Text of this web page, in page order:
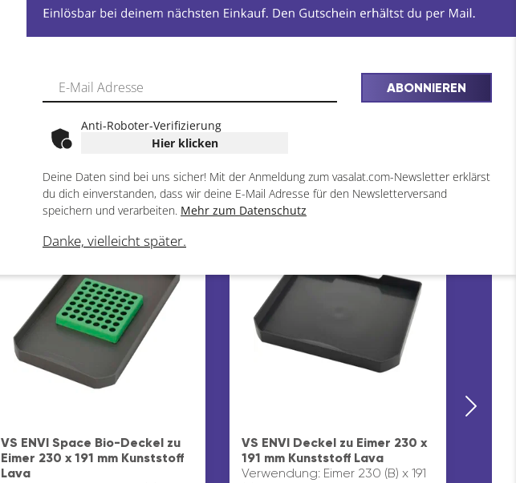
4
VS ENVI Space Bio-Deckel zu
Eimer 230 x 191 mm Kunststoff
Lava
VS ENVI Deckel zu Eimer 230 x
191 mm Kunststoff Lava
Verwendung: Eimer 230 (B) x 191
ABONNIEREN
Anti-Roboter-Verifizierung
Hier klicken
Deine Daten sind bei uns sicher! Mit der Anmeldung zum vasalat.com-Newsletter erklärst
du dich einverstanden, dass wir deine E-Mail Adresse für den Newsletterversand
speichern und verarbeiten. Mehr zum Datenschutz
Danke, vielleicht später.